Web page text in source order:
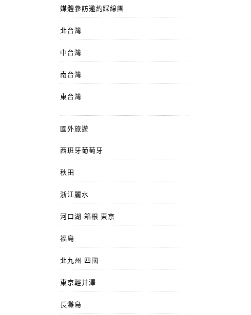
媒體參訪邀約踩線團
北台灣
中台灣
南台灣
東台灣
國外旅遊
西班牙葡萄牙
秋田
浙江麗水
河口湖 箱根 東京
福島
北九州 四國
東京輕井澤
長灘島